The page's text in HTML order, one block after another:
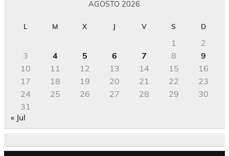
AGOSTO 2026
L M X J V S D
1
2
3
4 5 6 7 8
9
10
11 12 13 14 15
16
17
18 19 20 21 22
23
24
25 26 27 28 29
30
31
« Jul